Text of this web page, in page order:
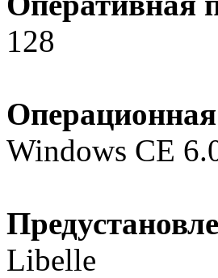
128
Windows CE
Libelle